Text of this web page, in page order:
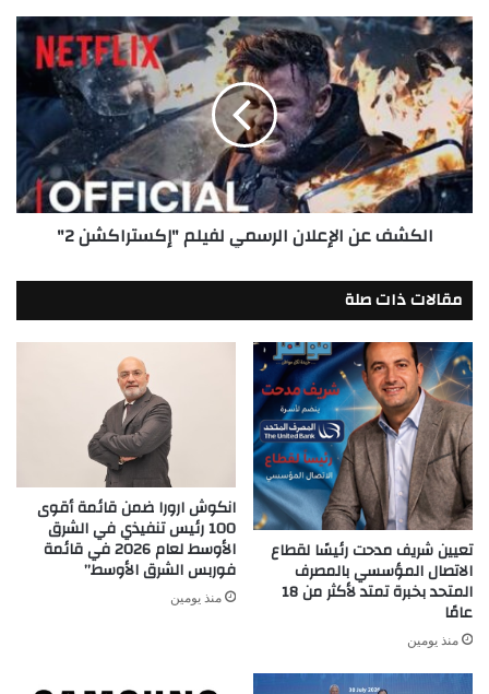
الكشف
عن
الإعلان
الرسمي
لفيلم
"إكستراكشن
2"
الكشف عن الإعلان الرسمي لفيلم "إكستراكشن 2"
مقالات ذات صلة
تعيين شريف مدحت رئيسًا لقطاع
الاتصال المؤسسي بالمصرف
المتحد بخبرة تمتد لأكثر من 18
عامًا
منذ يومين
انكوش ارورا ضمن قائمة أقوى
100 رئيس تنفيذي في الشرق
الأوسط لعام 2026 في قائمة
فوربس الشرق الأوسط”
منذ يومين